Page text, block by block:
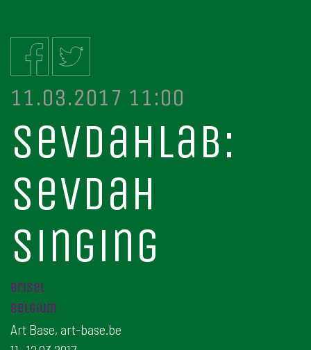
11.03.2017 11:00
sevdahlab:
sevdah
singing
brisel
belgium
Art Base, art-base.be